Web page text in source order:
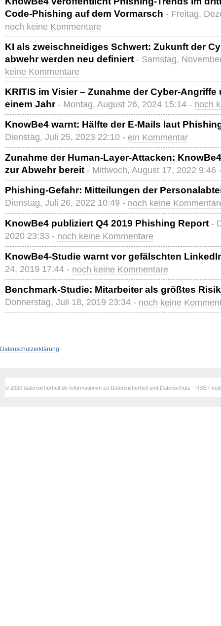
Code-Phishing auf dem Vormarsch - Freitag,
noch keine Kommentare
KI als zweischneidiges Schwert: Zukunft der
abwehr werden neu definiert - Samstag,
keine Kommentare
KRITIS im Visier – Zunahme der Cyber-Angriffe
einem Jahr - Montag, August 26, 2024 15:14 - noch
KnowBe4 warnt: Hälfte der E-Mails laut
Dienstag, Juli 25, 2023 22:10 - ein Kommentar
Zunahme der Human-Layer-Attacken:
zur Abwehr bereit - Mittwoch, August 17, 2022 9:46
Phishing-Gefahr: Mitteilungen der
Dienstag, Juli 26, 2022 10:49 - noch keine
KnowBe4 publiziert Q4 2019 Phishing Report -
2020 23:33 - noch keine Kommentare
KnowBe4-Studie warnt vor gefälschten
24, 2019 17:44 - noch keine Kommentare
Benchmark-Studie: Mitarbeiter als größtes
Donnerstag, Juli 18, 2019 23:34 - noch keine
Datenschutzerklärung
© 2020 datensicherheit.de Informationen zu Datensicherheit und Datenschutz - RSS-